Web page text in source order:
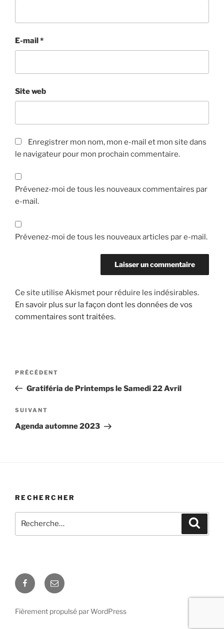
E-mail*
Site web
Enregistrer mon nom, mon e-mail et mon site dans
le navigateur pour mon prochain commentaire.
Prévenez-moi de tous les nouveaux commentaires par
e-mail.
Prévenez-moi de tous les nouveaux articles par e-mail.
Ce site utilise Akismet pour réduire les indésirables.
En savoir plus sur la façon dont les données de vos
commentaires sont traitées.
Navigation
l’article
Article
précédent
PRÉCÉDENT
Gratiféria de Printemps le Samedi 22 Avril
Article
suivant
SUIVANT
Agenda automne 2023
RECHERCHER
pour
Facebook
E-
mail
Fièrement propulsé par WordPress